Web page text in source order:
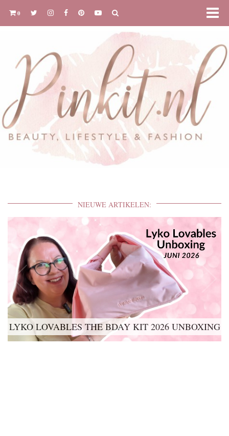
0
NIEUWE ARTIKELEN:
LYKO LOVABLES THE BDAY KIT 2026 UNBOXING